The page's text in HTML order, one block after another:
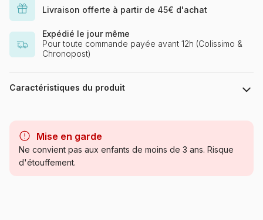
Livraison offerte à partir de 45€ d'achat
Expédié le jour même
Pour toute commande payée avant 12h (Colissimo &
Chronopost)
Caractéristiques du produit
Catégorie Puzzles - Déco et Objets
Mise en garde
Ne convient pas aux enfants de moins de 3 ans. Risque
d'étouffement.